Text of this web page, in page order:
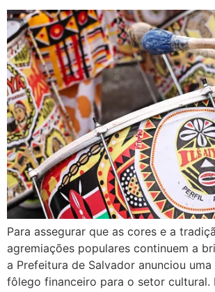
Para assegurar que as cores e a
agremiações populares continuem a
a Prefeitura de Salvador anunciou
fôlego financeiro para o setor cultural.